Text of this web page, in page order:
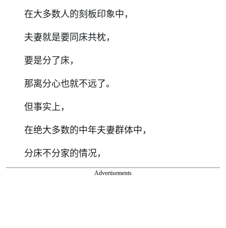
在大多数人的刻板印象中，
夫妻就是要同床共枕，
要是分了床，
那离分心也就不远了。
但事实上，
在绝大多数的中年夫妻群体中，
分床不分家的情况，
Advertisements